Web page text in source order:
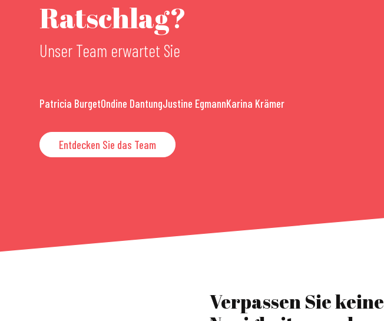
Ratschlag?
Unser Team erwartet Sie
Patricia BurgetOndine DantungJustine EgmannKarina Krämer
Entdecken Sie das Team
Verpassen Sie keine